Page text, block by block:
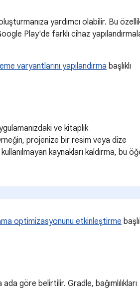
yardımcı olabilir. Bu
Play'de farklı cihaz
varyantlarını yapılandırma başlıklı
ve kitaplık
projenize bir resim veya dize
kaynakları kaldırma, bu
optimizasyonunu etkinleştirme
göre belirtilir. Gradle, bağımlılıkları